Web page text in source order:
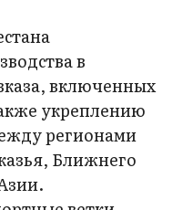
в
включенных
укреплению
регионами
Ближнего